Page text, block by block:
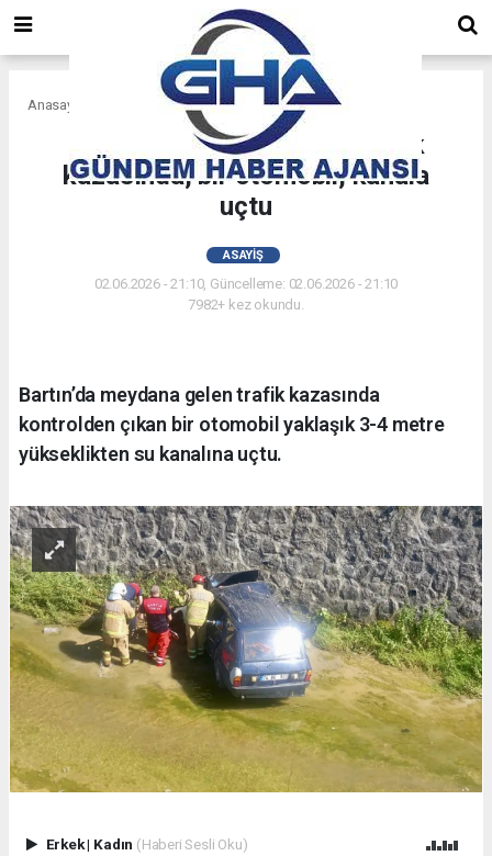
Anasayfa
Bartın'da meydana gelen trafik
kazasında, bir otomobil, kanala
uçtu
ASAYIŞ
02.06.2026 - 21:10, Güncelleme: 02.06.2026 - 21:10
7982+ kez okundu.
Bartın’da meydana gelen trafik kazasında
kontrolden çıkan bir otomobil yaklaşık 3-4 metre
yükseklikten su kanalına uçtu.
Erkek| Kadın (Haberi Sesli Oku)